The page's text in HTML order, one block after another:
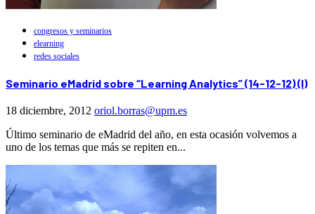
congresos y seminarios
elearning
redes sociales
Seminario eMadrid sobre “Learning Analytics” (14-12-12) (I)
18 diciembre, 2012 oriol.borras@upm.es
Último seminario de eMadrid del año, en esta ocasión volvemos a
uno de los temas que más se repiten en...